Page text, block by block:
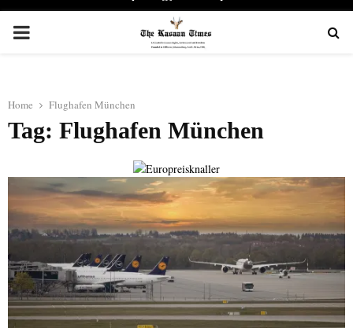
PRIMARY
Home Flughafen München
Tag: Flughafen München